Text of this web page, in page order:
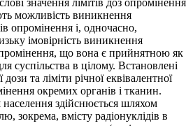
можливість виникнення
опромінення і, одночасно,
імовірність виникнення
що вона є прийнятною як
суспільства в цілому. Встановлені
та ліміти річної еквівалентної
окремих органів і тканин.
здійснюється шляхом
зокрема, вмісту радіонуклідів в